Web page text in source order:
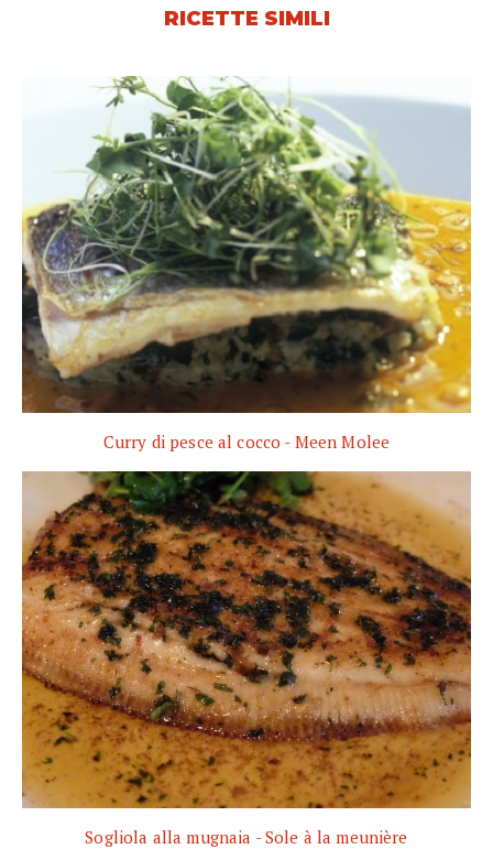
RICETTE SIMILI
Curry di pesce al cocco - Meen Molee
Sogliola alla mugnaia - Sole à la meunière